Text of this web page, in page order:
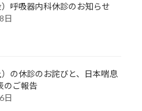
呼吸器内科休診のお知らせ
日
の休診のお詫びと、日本喘息
のご報告
日